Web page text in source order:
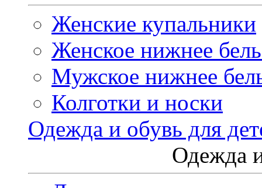
Женские купальники
Женское нижнее
Мужское нижнее
Колготки и носки
Одежда и обувь для
Одежда